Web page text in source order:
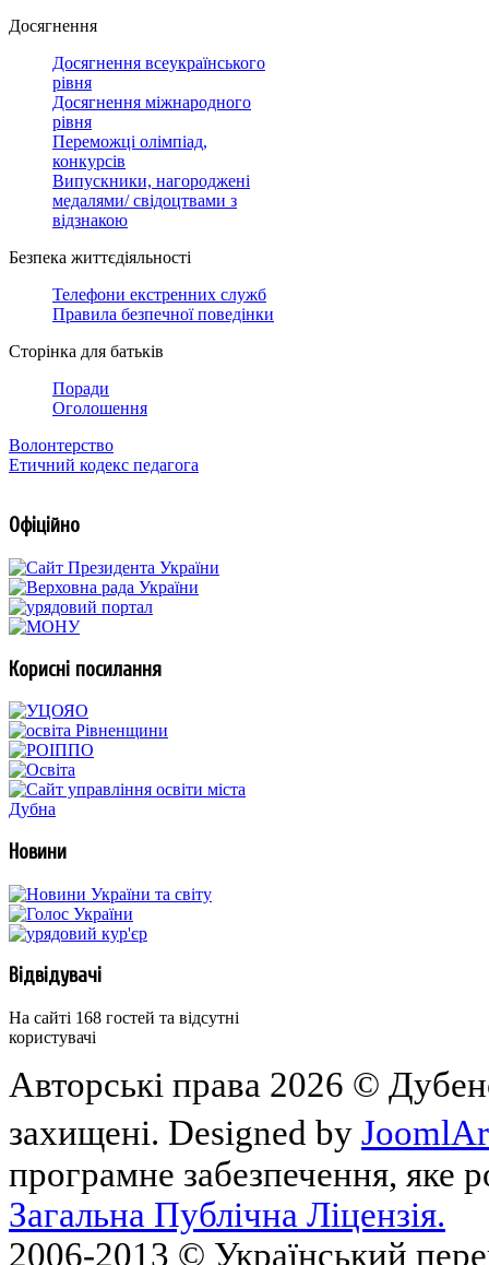
Досягнення
Досягнення всеукраїнського
рівня
Досягнення міжнародного
рівня
Переможці олімпіад,
конкурсів
Випускники, нагороджені
медалями/ свідоцтвами з
відзнакою
Безпека життєдіяльності
Телефони екстренних служб
Правила безпечної поведінки
Сторінка для батьків
Поради
Оголошення
Волонтерство
Етичний кодекс педагога
Офіційно
Корисні посилання
Новини
Відвідувачі
На сайті 168 гостей та відсутні
користувачі
Авторські права 2026 ©
захищені. Designed by
програмне забезпечення, яке
Загальна Публічна Ліцензія.
2006-2013 © Український